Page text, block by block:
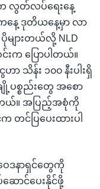
က လွတ်လပ်ရေးနေ့
ကနေ့ ဒုတိယနေ့မှာ လာ
ျားတယ်လို့ NLD
က ပြောပါတယ်။
ာ သိန်း ၁၀၀ နီးပါးရှိ
ျို့ပစ္စည်းတွေ အစော
ယ်။ အပြည့်အစုံကို
င်ပြပေးထားပါ
ေဒနာရှင်တွေကို
ာင်ပေးနိုင်ဖို့